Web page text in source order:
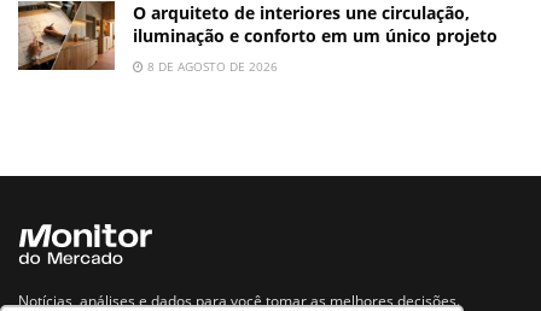
O arquiteto de interiores une circulação,
iluminação e conforto em um único projeto
8 DE AGOSTO DE 2026
Notícias, análises e dados para você tomar as melhores decisões.